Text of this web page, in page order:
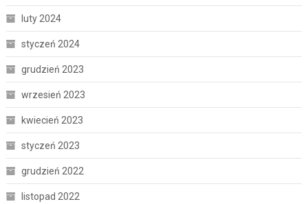
luty 2024
styczeń 2024
grudzień 2023
wrzesień 2023
kwiecień 2023
styczeń 2023
grudzień 2022
listopad 2022